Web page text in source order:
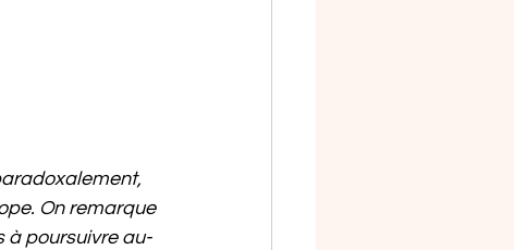
On remarque
à poursuivre au-